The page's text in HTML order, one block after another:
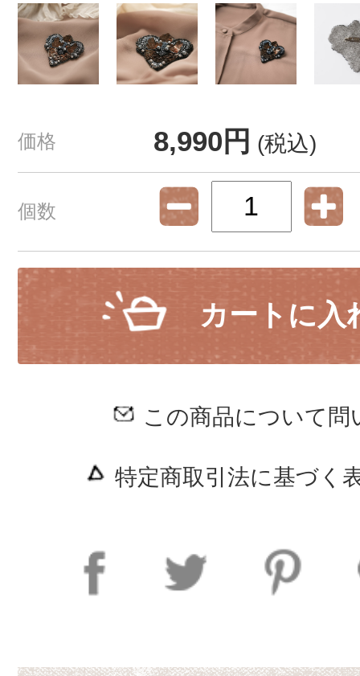
価格 8,990円 (税込)
個数
カートに入
この商品について問
特定商取引法に基づく